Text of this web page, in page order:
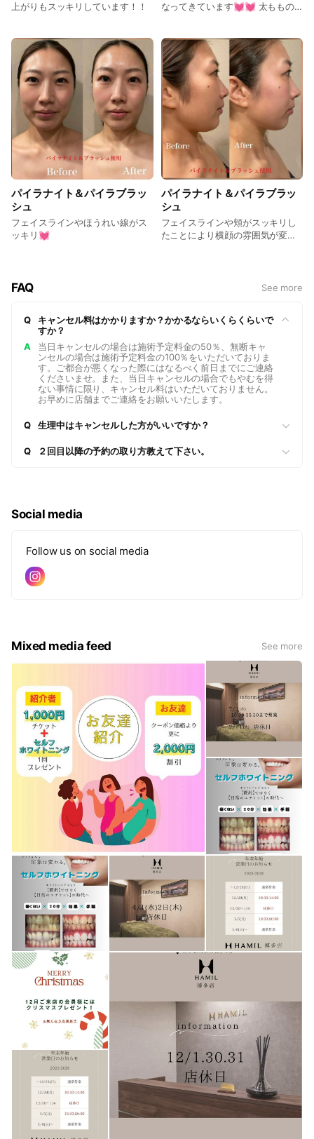
上がりもスッキリしています！！
なってきています💓💓 太ももの
パイラナイト＆パイラブラッ
シュ
フェイスラインやほうれい線がス
ッキリ💓
パイラナイト＆パイラブラッ
シュ
フェイスラインや頬がスッキリし
たことにより横顔の雰囲気が変わ
FAQ See more
Q
キャンセル料はかかりますか？かかるならいくらくらいで
すか？
A
当日キャンセルの場合は施術予定料金の50％、無断キャ
ンセルの場合は施術予定料金の100％をいただいておりま
す。ご都合が悪くなった際にはなるべく前日までにご連絡
くださいませ。また、当日キャンセルの場合でもやむを得
ない事情に限り、キャンセル料はいただいておりません。
お早めに店舗までご連絡をお願いいたします。
Q 生理中はキャンセルした方がいいですか？
Q ２回目以降の予約の取り方教えて下さい。
Social media
Follow us on social media
Mixed media feed See more